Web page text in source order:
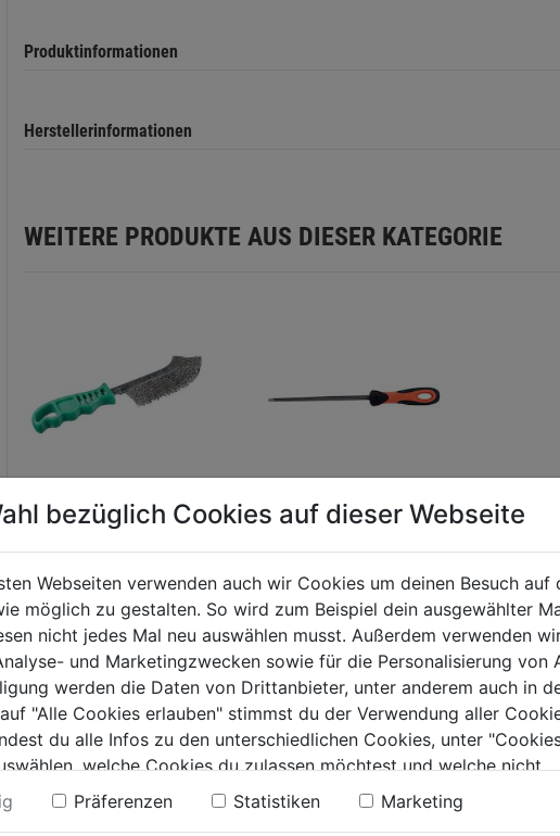
Produktinformationen
Herstellerinformationen
WEITERE PRODUKTE AUS DIESER KATEGORIE
Universal-
Handstielbürste
rostfrei gew. 1-reihig
0,30mm
0.0 (0)
0.0
von
5
Sternen.
9,79€
Dreikant-Sägefeile m.
Heft halbschlicht, SB
0.0 (0)
0.0
von
5
Sternen.
11,59€
110mm
0.0
von
5
Sternen.
12,59€
Bewertung
bezüglich Cookies auf dieser Webseite
Webseiten verwenden auch wir Cookies um deinen Besuch auf
möglich zu gestalten. So wird zum Beispiel dein ausgewählter
nicht jedes Mal neu auswählen musst. Außerdem verwenden
und Marketingzwecken sowie für die Personalisierung von
werden die Daten von Drittanbieter, unter anderem auch in
"Alle Cookies erlauben" stimmst du der Verwendung aller
du alle Infos zu den unterschiedlichen Cookies, unter
welche Cookies du zulassen möchtest und welche nicht.
findest du in unserer Datenschutzerklärung
Präferenzen Statistiken Marketing